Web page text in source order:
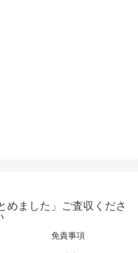
めました」ご査収くださ
免責事項